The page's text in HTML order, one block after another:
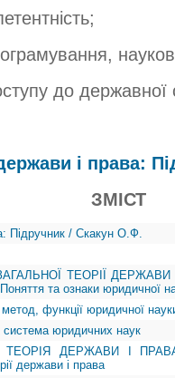
до державної
і права:
ЗМІСТ
Підручник / Скакун О.Ф.
ТЕОРІЇ
та ознаки юридичної
функції юридичної
юридичних наук
ТЕОРІЯ ДЕРЖАВИ І
держави і права